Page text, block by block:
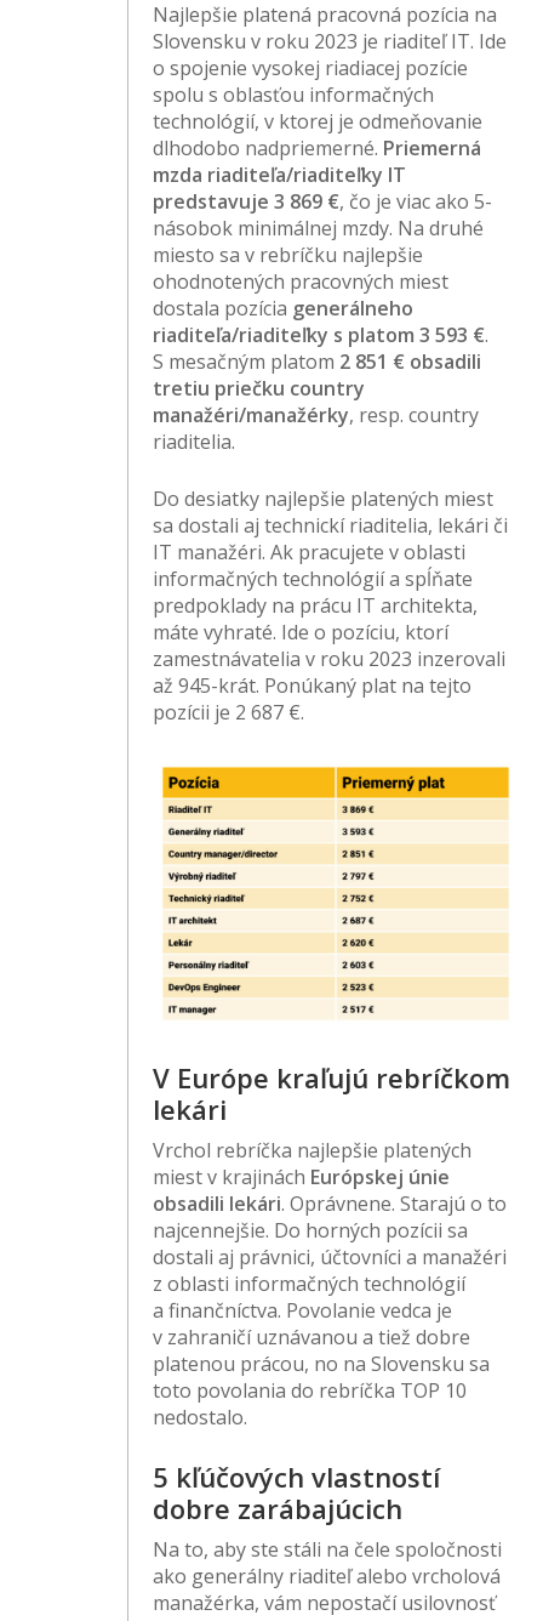
Najlepšie platená pracovná pozícia na
Slovensku v roku 2023 je riaditeľ IT. Ide
o spojenie vysokej riadiacej pozície
spolu s oblasťou informačných
technológií, v ktorej je odmeňovanie
dlhodobo nadpriemerné. Priemerná
mzda riaditeľa/riaditeľky IT
predstavuje 3 869 €, čo je viac ako 5-
násobok minimálnej mzdy. Na druhé
miesto sa v rebríčku najlepšie
ohodnotených pracovných miest
dostala pozícia generálneho
riaditeľa/riaditeľky s platom 3 593 €.
S mesačným platom 2 851 € obsadili
tretiu priečku country
manažéri/manažérky, resp. country
riaditelia.
Do desiatky najlepšie platených miest
sa dostali aj technickí riaditelia, lekári či
IT manažéri. Ak pracujete v oblasti
informačných technológií a spĺňate
predpoklady na prácu IT architekta,
máte vyhraté. Ide o pozíciu, ktorí
zamestnávatelia v roku 2023 inzerovali
až 945-krát. Ponúkaný plat na tejto
pozícii je 2 687 €.
V Európe kraľujú rebríčkom
lekári
Vrchol rebríčka najlepšie platených
miest v krajinách Európskej únie
obsadili lekári. Oprávnene. Starajú o to
najcennejšie. Do horných pozícii sa
dostali aj právnici, účtovníci a manažéri
z oblasti informačných technológií
a finančníctva. Povolanie vedca je
v zahraničí uznávanou a tiež dobre
platenou prácou, no na Slovensku sa
toto povolania do rebríčka TOP 10
nedostalo.
5 kľúčových vlastností
dobre zarábajúcich
Na to, aby ste stáli na čele spoločnosti
ako generálny riaditeľ alebo vrcholová
manažérka, vám nepostačí usilovnosť